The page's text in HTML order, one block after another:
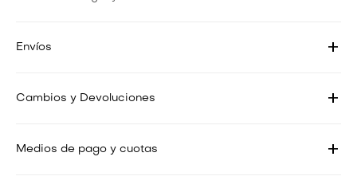
Envíos
Cambios y Devoluciones
Medios de pago y cuotas